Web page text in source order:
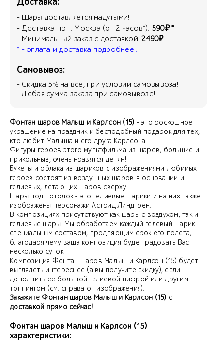
- Шары доставляется надутыми!
- Доставка по г. Москва (от 2 часов*): 590₽ *
- Минимальный заказ с доставкой:2490₽
* - оплата и доставка подробнее..
Самовывоз:
- Скидка 5% на всё, при условии самовывоза!
- Любая сумма заказа при самовывозе!
Фонтан шаров Малыш и Карлсон (15) - это роскошное
украшение на праздник и бесподобный подарок для тех,
кто любит Малыша и его друга Карлсона!
Фигуры героев этого мультфильма из шаров, большие и
прикольные, очень нравятся детям!
Букеты и облака из шариков с изображениями любимых
героев состоят из воздушных шаров в основании и
гелиевых, летающих шаров сверху.
Шары под потолок - это гелиевые шарики и на них также
изображены персонажи Астрид Линдгрен.
В композициях присутствуют как шары с воздухом, так и
гелиевые шары. Мы обработаем каждый гелевый шарик
специальным составом, продляющим срок его полета,
благодаря чему ваша композиция будет радовать Вас
несколько суток!
Композиция Фонтан шаров Малыш и Карлсон (15) будет
выглядеть интереснее (а вы получите скидку), если
дополнить ее большой гелиевой цифрой или другим
топпингом (см. справа от изображения).
Закажите Фонтан шаров Малыш и Карлсон (15) с
доставкой прямо сейчас!
Фонтан шаров Малыш и Карлсон (15)
характеристики: